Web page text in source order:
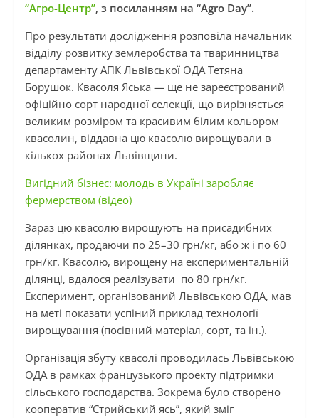
“Агро-Центр”, з посиланням на “Agro Day”.
Про результати дослідження розповіла начальник
відділу розвитку землеробства та тваринництва
департаменту АПК Львівської ОДА Тетяна
Борушок. Квасоля Яська — ще не зареєстрований
офіційно сорт народної селекції, що вирізняється
великим розміром та красивим білим кольором
квасолин, віддавна цю квасолю вирощували в
кількох районах Львівщини.
Вигідний бізнес: молодь в Україні заробляє
фермерством (відео)
Зараз цю квасолю вирощують на присадибних
ділянках, продаючи по 25–30 грн/кг, або ж і по 60
грн/кг. Квасолю, вирощену на експериментальній
ділянці, вдалося реалізувати по 80 грн/кг.
Експеримент, організований Львівською ОДА, мав
на меті показати успіний приклад технології
вирощування (посівний матеріал, сорт, та ін.).
Організація збуту квасолі проводилась Львівською
ОДА в рамках французького проекту підтримки
сільського господарства. Зокрема було створено
кооператив “Стрийський ясь”, який зміг